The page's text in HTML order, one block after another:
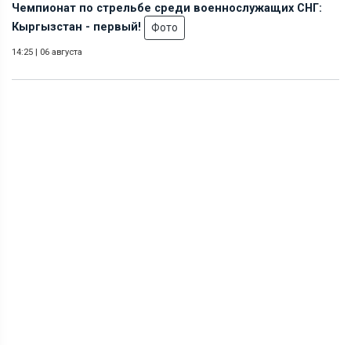
Чемпионат по стрельбе среди военнослужащих СНГ:
Кыргызстан - первый!
Фото
14:25 | 06 августа